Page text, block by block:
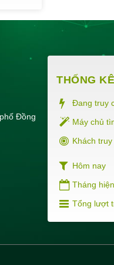
Thời gian đăng:
Đồng
THỐNG
Đang truy
Máy chủ
Khách
Hôm nay
Tháng
Tổng lượt